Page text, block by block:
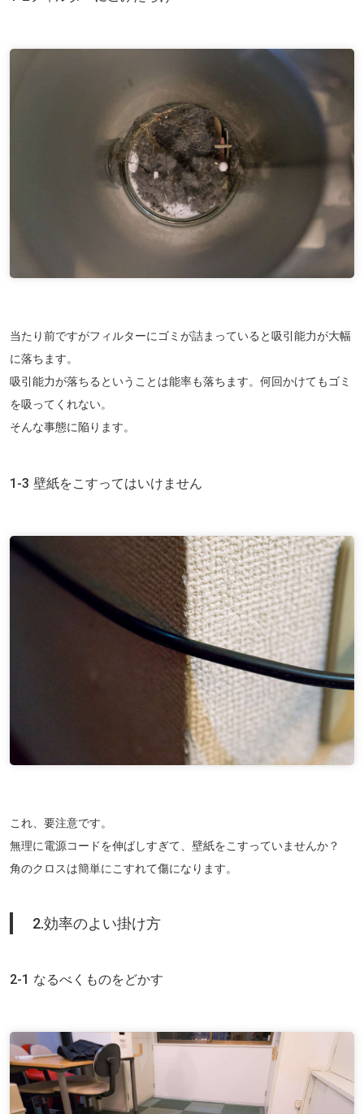
当たり前ですがフィルターにゴミが詰まっていると吸引能力が大幅
に落ちます。
吸引能力が落ちるということは能率も落ちます。何回かけてもゴミ
を吸ってくれない。
そんな事態に陥ります。
1-3 壁紙をこすってはいけません
これ、要注意です。
無理に電源コードを伸ばしすぎて、壁紙をこすっていませんか？
角のクロスは簡単にこすれて傷になります。
2.効率のよい掛け方
2-1 なるべくものをどかす